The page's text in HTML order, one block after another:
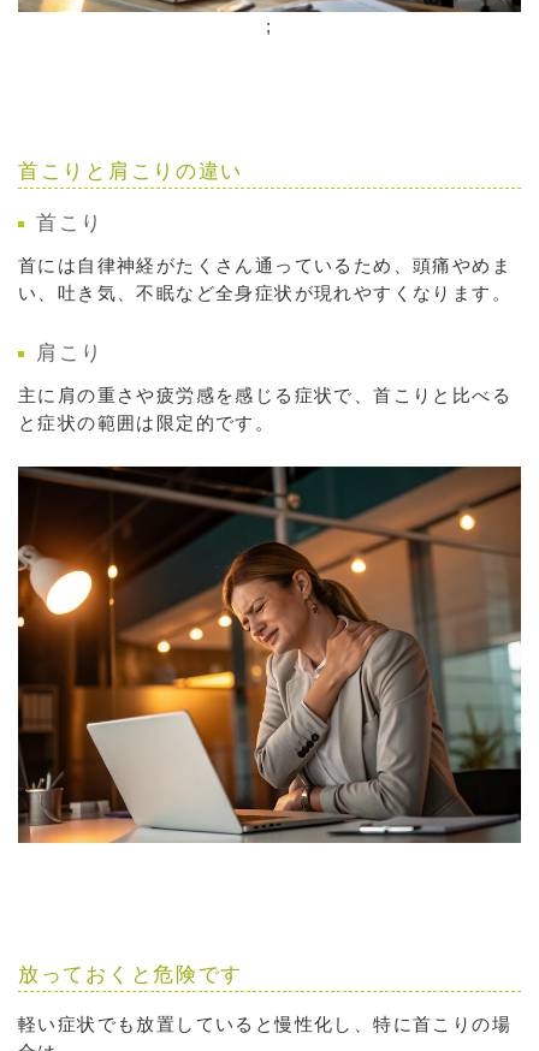
;
首こりと肩こりの違い
首こり
首には自律神経がたくさん通っているため、頭痛やめま
い、吐き気、不眠など全身症状が現れやすくなります。
肩こり
主に肩の重さや疲労感を感じる症状で、首こりと比べる
と症状の範囲は限定的です。
放っておくと危険です
軽い症状でも放置していると慢性化し、特に首こりの場